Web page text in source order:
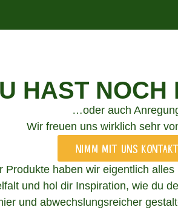
HAST NOCH
…oder auch
Wir freuen uns wirklich sehr
Nimm mit uns
Produkte haben wir eigentlich
und hol dir Inspiration, wie du
und abwechslungsreicher